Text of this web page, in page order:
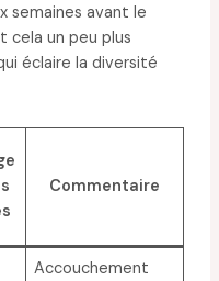
semaines avant le
cela un peu plus
éclaire la diversité
Commentaire
Accouchement